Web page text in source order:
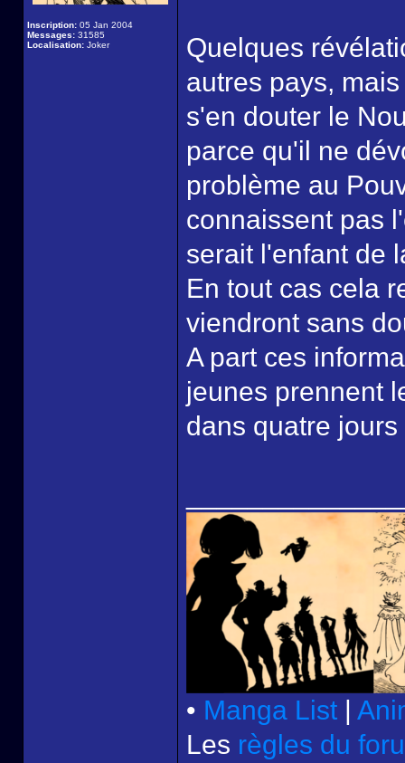
Inscription: 05 Jan 2004
Messages: 31585
Localisation: Joker
Quelques
autres pays,
s'en douter le
parce qu'il ne
problème au
connaissent pas
serait l'enfant de
En tout cas cela
viendront sans
A part ces
jeunes prennent
dans quatre
• Manga List |
Les règles du